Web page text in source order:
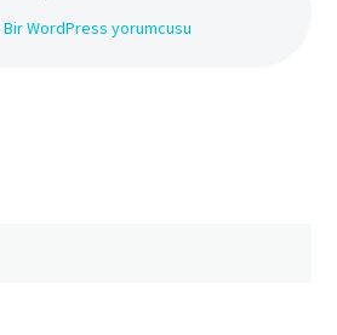
Bir WordPress yorumcusu